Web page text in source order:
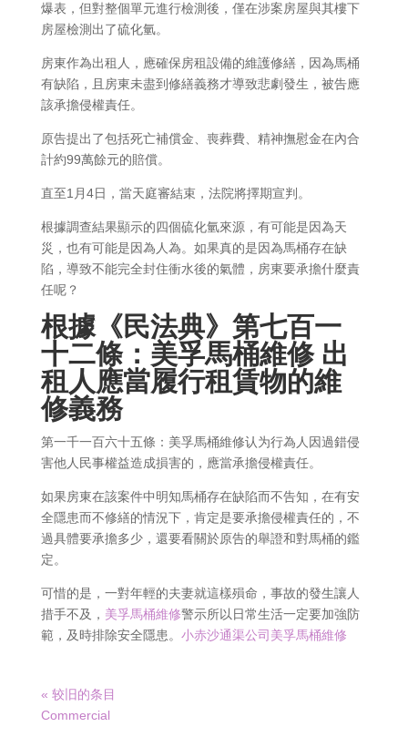
爆表，但對整個單元進行檢測後，僅在涉案房屋與其樓下
房屋檢測出了硫化氫。
房東作為出租人，應確保房租設備的維護修繕，因為馬桶
有缺陷，且房東未盡到修繕義務才導致悲劇發生，被告應
該承擔侵權責任。
原告提出了包括死亡補償金、喪葬費、精神撫慰金在內合
計約99萬餘元的賠償。
直至1月4日，當天庭審結束，法院將擇期宣判。
根據調查結果顯示的四個硫化氫來源，有可能是因為天
災，也有可能是因為人為。如果真的是因為馬桶存在缺
陷，導致不能完全封住衝水後的氣體，房東要承擔什麼責
任呢？
根據《民法典》第七百一
十二條：美孚馬桶維修 出
租人應當履行租賃物的維
修義務
第一千一百六十五條：美孚馬桶維修认为行為人因過錯侵
害他人民事權益造成損害的，應當承擔侵權責任。
如果房東在該案件中明知馬桶存在缺陷而不告知，在有安
全隱患而不修繕的情況下，肯定是要承擔侵權責任的，不
過具體要承擔多少，還要看關於原告的舉證和對馬桶的鑑
定。
可惜的是，一對年輕的夫妻就這樣殞命，事故的發生讓人
措手不及， 美孚馬桶維修警示所以日常生活一定要加強防
範，及時排除安全隱患。 小赤沙通渠公司美孚馬桶維修
« 较旧的条目
Commercial